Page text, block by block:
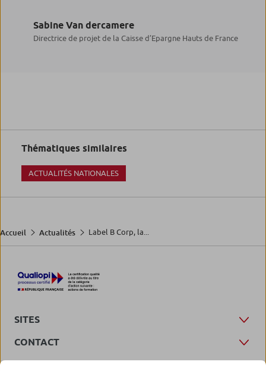
Sabine Van dercamere
Directrice de projet de la Caisse d’Epargne Hauts de France
Thématiques similaires
ACTUALITÉS NATIONALES
Accueil Actualités Label B Corp, la...
SITES
CONTACT